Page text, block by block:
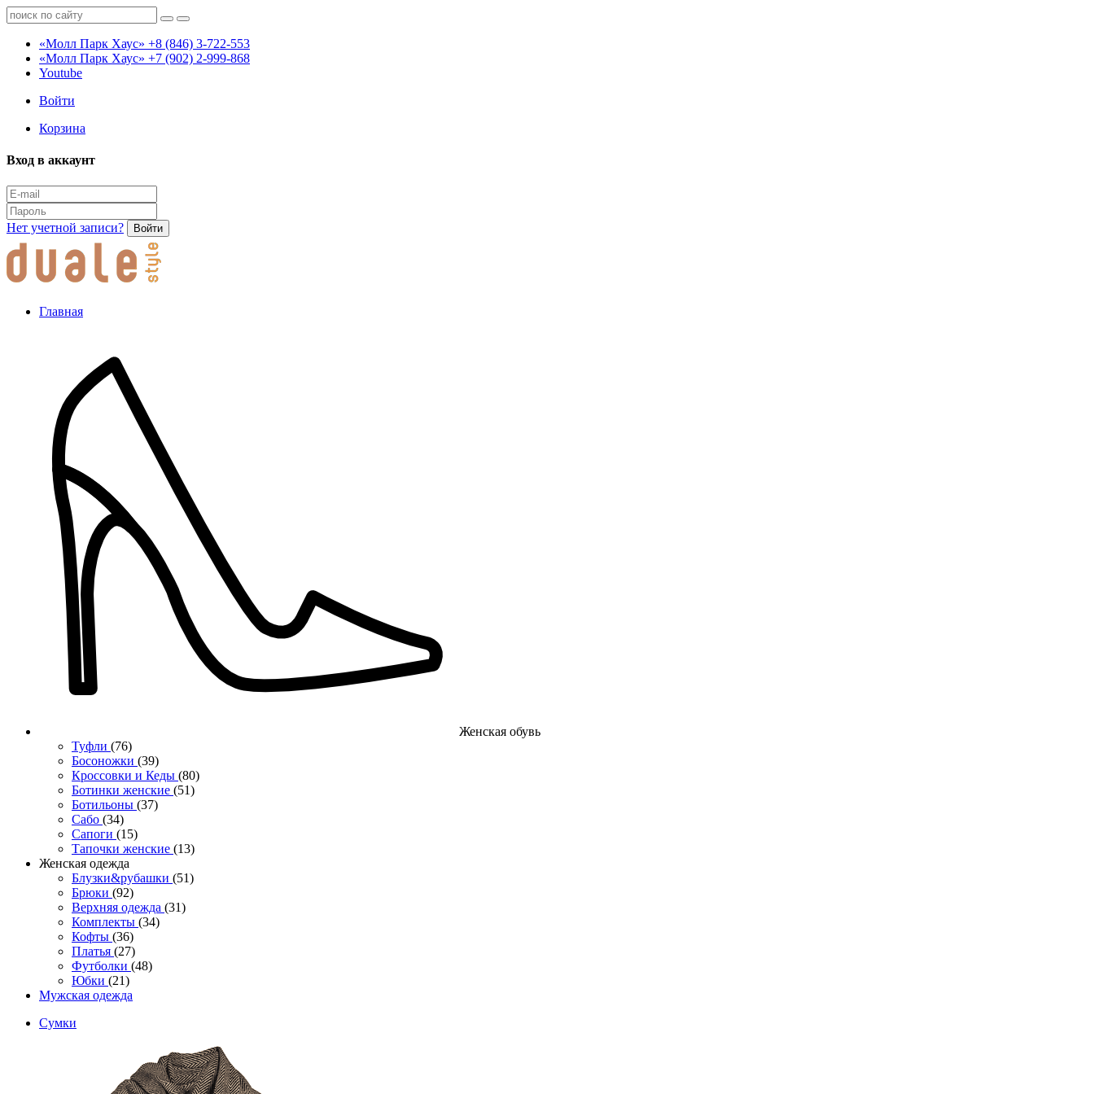
«Молл Парк Хаус» +8 (846) 3-722-553
«Молл Парк Хаус» +7 (902) 2-999-868
Youtube
Войти
Корзина
Вход в аккаунт
Нет учетной записи? Войти
Главная
Женcкая обувь
Туфли (76)
Босоножки (39)
Кроссовки и Кеды (80)
Ботинки женские (51)
Ботильоны (37)
Сабо (34)
Сапоги (15)
Тапочки женские (13)
Женская одежда
Блузки&рубашки (51)
Брюки (92)
Верхняя одежда (31)
Комплекты (34)
Кофты (36)
Платья (27)
Футболки (48)
Юбки (21)
Мужская одежда
Сумки